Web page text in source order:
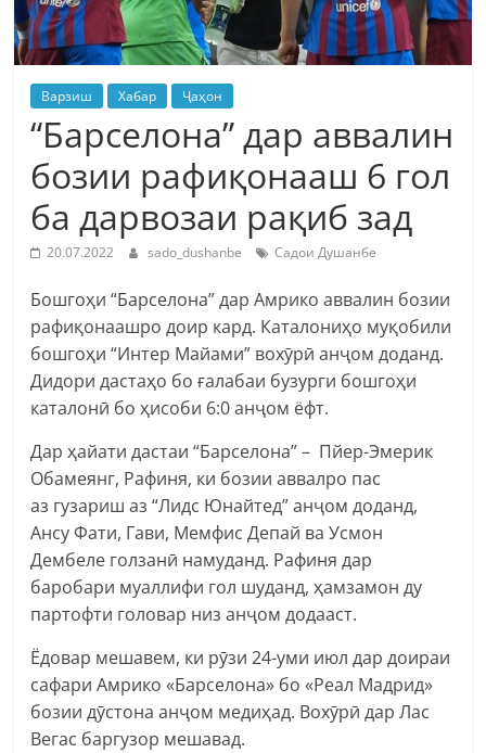
Варзиш Хабар Ҷаҳон
“Барселона” дар аввалин
бозии рафиқонааш 6 гол
ба дарвозаи рақиб зад
20.07.2022 sado_dushanbe Садои Душанбе
Бошгоҳи “Барселона” дар Амрико аввалин бозии
рафиқонаашро доир кард. Каталониҳо муқобили
бошгоҳи “Интер Майами” вохӯрӣ анҷом доданд.
Дидори дастаҳо бо ғалабаи бузурги бошгоҳи
каталонӣ бо ҳисоби 6:0 анҷом ёфт.
Дар ҳайати дастаи “Барселона” – Пйер-Эмерик
Обамеянг, Рафиня, ки бозии аввалро пас
аз гузариш аз “Лидс Юнайтед” анҷом доданд,
Ансу Фати, Гави, Мемфис Депай ва Усмон
Дембеле голзанӣ намуданд. Рафиня дар
баробари муаллифи гол шуданд, ҳамзамон ду
партофти головар низ анҷом додааст.
Ёдовар мешавем, ки рӯзи 24-уми июл дар доираи
сафари Амрико «Барселона» бо «Реал Мадрид»
бозии дӯстона анҷом медиҳад. Вохӯрӣ дар Лас
Вегас баргузор мешавад.